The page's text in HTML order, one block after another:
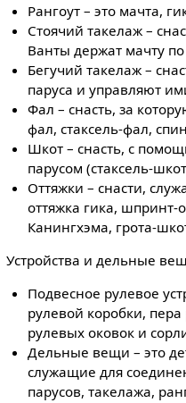
Рангоут – это мачта,
Стоячий такелаж –
Ванты держат мачту
Бегучий такелаж –
паруса и управляют
Фал – снасть, за
фал, стаксель-фал,
Шкот – снасть, с
парусом (стаксель-
Оттяжки – снасти,
оттяжка гика, шпринт-
Канингхэма, грота-
Устройства и дельные
Подвесное рулевое
рулевой коробки,
рулевых оковок и
Дельные вещи – это
служащие для
парусов, такелажа,